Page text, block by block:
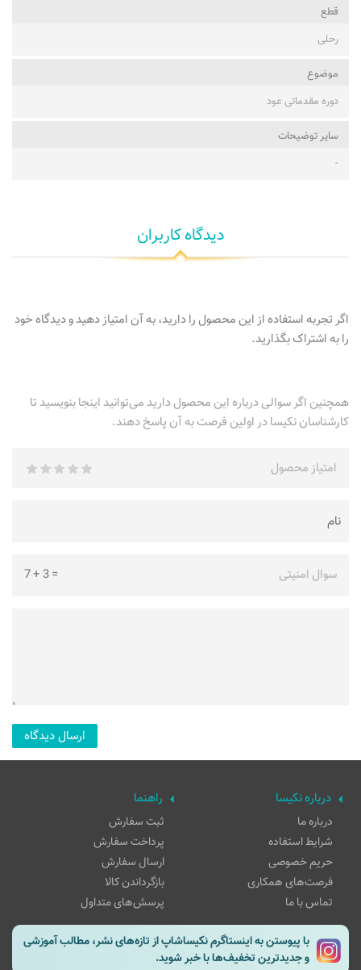
قطع
رحلی
موضوع
دوره مقدماتی عود
ساير توضيحات
-
دیدگاه کاربران
اگر تجربه استفاده از این محصول را دارید، به آن امتیاز دهید و دیدگاه خود
را به اشتراک بگذارید.
همچنین اگر سوالی درباره این محصول دارید می‌توانید اینجا بنویسید تا
کارشناسان نکیسا در اولین فرصت به آن پاسخ دهند.
امتیاز محصول
سوال امنیتی =
3
+
7
درباره نکیسا
درباره ما
شرایط استفاده
حریم خصوصی
فرصت‌های همکاری
تماس با ما
راهنما
ثبت سفارش
پرداخت سفارش
ارسال سفارش
بازگرداندن کالا
پرسش‌های متداول
با پیوستن به اینستاگرم نکیساشاپ از تازه‌های نشر، مطالب آموزشی
و جدیدترین تخفیف‌ها با خبر شوید.